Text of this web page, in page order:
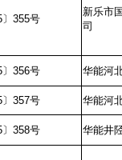
355号
新乐市
司
356号
华能河
357号
华能河
358号 华能井